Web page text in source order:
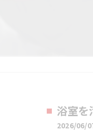
浴室を
2026/06/